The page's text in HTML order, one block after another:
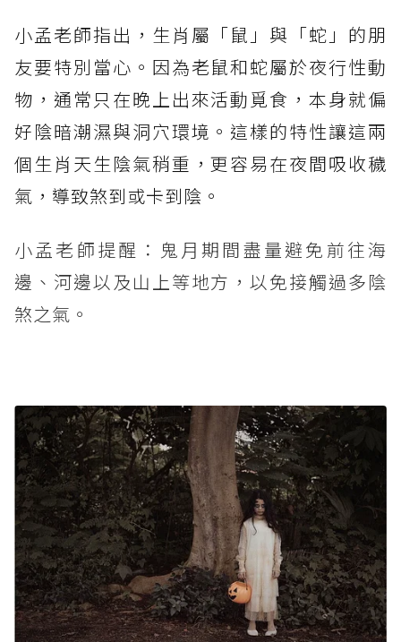
小孟老師指出，生肖屬「鼠」與「蛇」的朋
友要特別當心。因為老鼠和蛇屬於夜行性動
物，通常只在晚上出來活動覓食，本身就偏
好陰暗潮濕與洞穴環境。這樣的特性讓這兩
個生肖天生陰氣稍重，更容易在夜間吸收穢
氣，導致煞到或卡到陰。
小孟老師提醒：鬼月期間盡量避免前往海
邊、河邊以及山上等地方，以免接觸過多陰
煞之氣。